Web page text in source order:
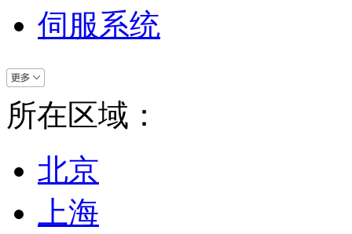
伺服系统
所在区域：
北京
上海